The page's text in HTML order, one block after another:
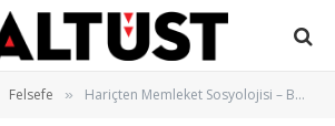
Felsefe » Hariçten Memleket Sosyolojisi – Besim F. Dellaloğlu